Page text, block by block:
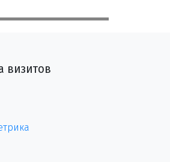
визитов